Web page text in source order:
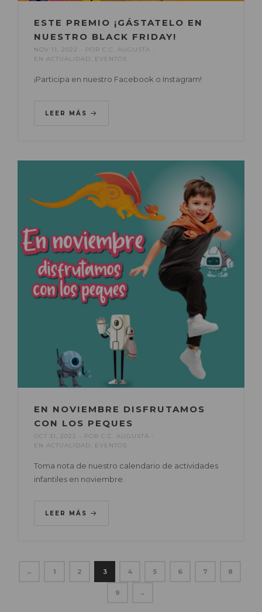
ESTE PREMIO ¡GÁSTATELO EN
NUESTRO BLACK FRIDAY!
NOV 11, 2022 POR C.C. AUGUSTA
EN ACTUALIDAD EVENTOS
¡Participa en nuestro Facebook o Instagram!
LEER MÁS
EN NOVIEMBRE DISFRUTAMOS
CON LOS PEQUES
OCT 31, 2022 POR C.C. AUGUSTA
EN ACTUALIDAD EVENTOS
Toma nota de nuestro calendario de actividades
infantiles en noviembre.
LEER MÁS
← 1 2 3 4 5 6 7 8
9 →